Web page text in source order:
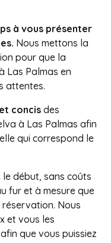
à vous présenter
Nous mettons la
pour que la
Las Palmas en
attentes.
concis des
à Las Palmas afin
qui correspond le
le début, sans coûts
fur et à mesure que
Nous
et vous les
que vous puissiez